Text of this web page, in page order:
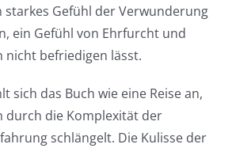
starkes Gefühl der Verwunderung
ein Gefühl von Ehrfurcht und
nicht befriedigen lässt.
sich das Buch wie eine Reise an,
durch die Komplexität der
schlängelt. Die Kulisse der